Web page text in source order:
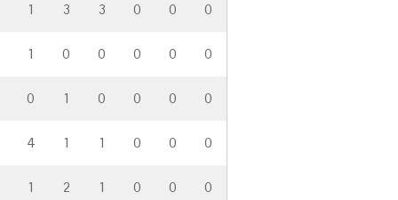
1 3 3 0 0 0
1 0 0 0 0 0
0 1 0 0 0 0
4 1 1 0 0 0
1 2 1 0 0 0